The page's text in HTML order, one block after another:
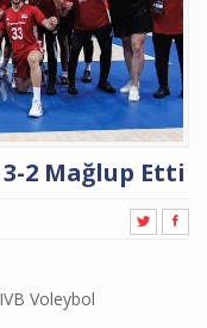
2 Mağlup Etti
Voleybol